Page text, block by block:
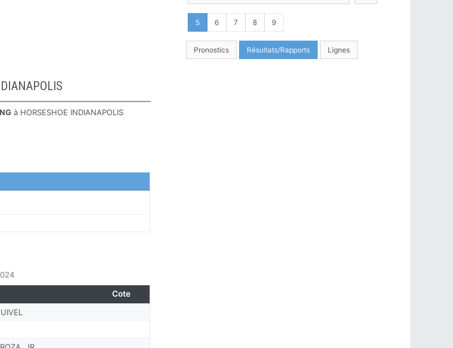
5 6 7 8 9
Pronostics Résultats/Rapports Lignes
à HORSESHOE INDIANAPOLIS
Cote